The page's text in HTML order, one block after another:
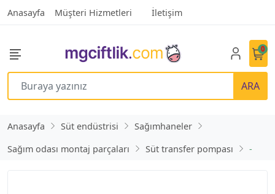
Anasayfa Müşteri Hizmetleri İletişim
ARA
0
Anasayfa Süt endüstrisi
Sağımhaneler
Sağım odası montaj parçaları
Süt transfer pompası -